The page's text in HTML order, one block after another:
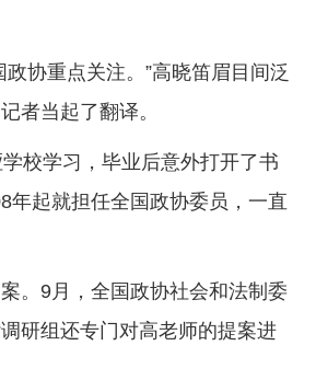
协重点关注。”高晓笛眉目间泛
者当起了翻译。
校学习，毕业后意外打开了书
年起就担任全国政协委员，一直
。9月，全国政协社会和法制委
研组还专门对高老师的提案进